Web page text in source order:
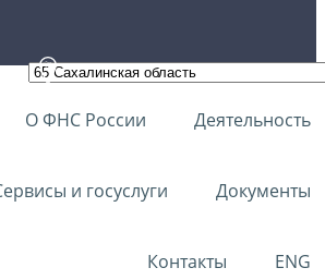
О ФНС России Деятельность
и госуслуги Документы
Контакты ENG